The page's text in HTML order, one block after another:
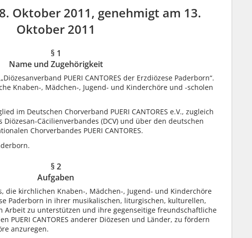
Oktober 2011, genehmigt am 13.
Oktober 2011
§ 1
Name und Zugehörigkeit
PUERI CANTORES der Erzdiözese Paderborn“.
Knaben-, Mädchen-, Jugend- und Kinderchöre und -scholen
im Deutschen Chorverband PUERI CANTORES e.V., zugleich
Cäcilienverbandes (DCV) und über den deutschen
Chorverbandes PUERI CANTORES.
§ 2
Aufgaben
die kirchlichen Knaben-, Mädchen-, Jugend- und Kinderchöre
Paderborn in ihrer musikalischen, liturgischen, kulturellen,
Arbeit zu unterstützen und ihre gegenseitige freundschaftliche
PUERI CANTORES anderer Diözesen und Länder, zu fördern
anzuregen.